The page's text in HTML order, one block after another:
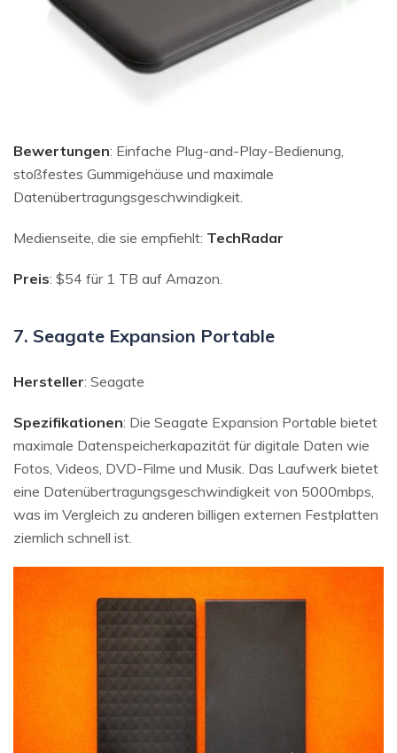
Bewertungen: Einfache Plug-and-Play-Bedienung,
stoßfestes Gummigehäuse und maximale
Datenübertragungsgeschwindigkeit.
Medienseite, die sie empfiehlt: TechRadar
Preis: $54 für 1 TB auf Amazon.
7. Seagate Expansion Portable
Hersteller: Seagate
Spezifikationen: Die Seagate Expansion Portable bietet
maximale Datenspeicherkapazität für digitale Daten wie
Fotos, Videos, DVD-Filme und Musik. Das Laufwerk bietet
eine Datenübertragungsgeschwindigkeit von 5000mbps,
was im Vergleich zu anderen billigen externen Festplatten
ziemlich schnell ist.